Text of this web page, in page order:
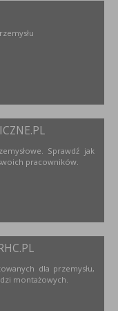
Sprawdź jak
pracowników.
dla przemysłu,
montażowych.